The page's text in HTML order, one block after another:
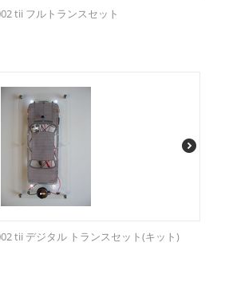
tii フルトランスセット
tii デジタル トランスセット(キット)